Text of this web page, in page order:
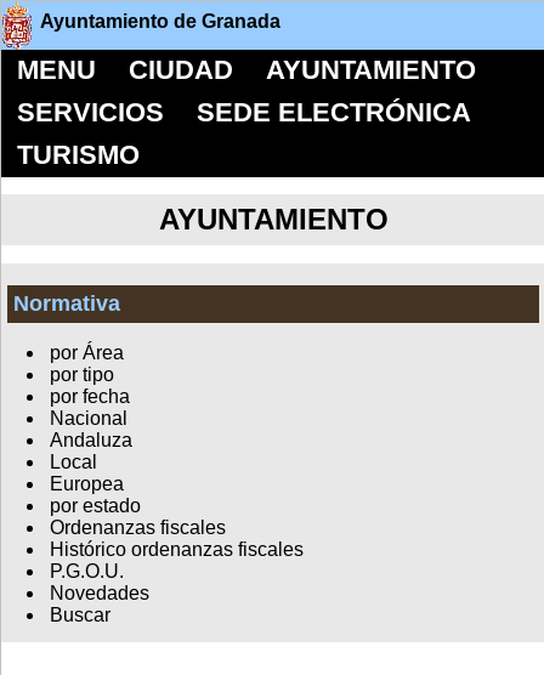
Ayuntamiento de Granada
MENU CIUDAD
AYUNTAMIENTO
SERVICIOS
SEDE ELECTRÓNICA
TURISMO
AYUNTAMIENTO
Normativa
por Área
por tipo
por fecha
Nacional
Andaluza
Local
Europea
por estado
Ordenanzas fiscales
Histórico ordenanzas fiscales
P.G.O.U.
Novedades
Buscar